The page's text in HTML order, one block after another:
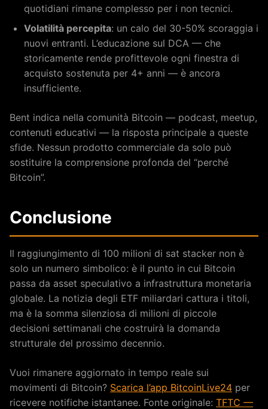
quotidiani rimane complesso per i non tecnici.
Volatilità percepita: un calo del 30-50% scoraggia i
nuovi entranti. L’educazione sul DCA — che
storicamente rende profittevole ogni finestra di
acquisto sostenuta per 4+ anni — è ancora
insufficiente.
Bent indica nella comunità Bitcoin — podcast, meetup,
contenuti educativi — la risposta principale a queste
sfide. Nessun prodotto commerciale da solo può
sostituire la comprensione profonda del “perché
Bitcoin”.
Conclusione
Il raggiungimento di 100 milioni di sat stacker non è
solo un numero simbolico: è il punto in cui Bitcoin
passa da asset speculativo a infrastruttura monetaria
globale. La notizia degli ETF miliardari cattura i titoli,
ma è la somma silenziosa di milioni di piccole
decisioni settimanali che costruirà la domanda
strutturale del prossimo decennio.
Vuoi rimanere aggiornato in tempo reale sui
movimenti di Bitcoin? Scarica l’app BitcoinLive24 per
ricevere notifiche istantanee. Fonte originale: TFTC —